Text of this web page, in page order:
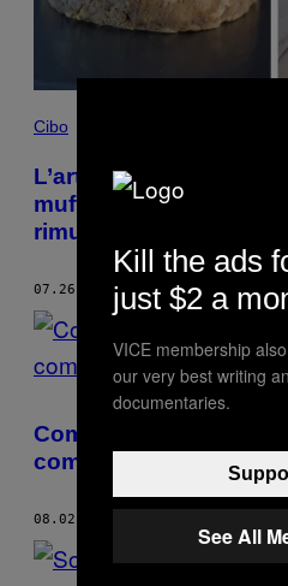
Cibo
L’artista che produce
muffa che i proprietari
rimuovono
07.26.19 DI PATRICK HEARDMAN
Come essere più
comico, un cantante e
08.02.17
Kill the ads
just $2 a
VICE membership
our very best writing
documentaries.
See All